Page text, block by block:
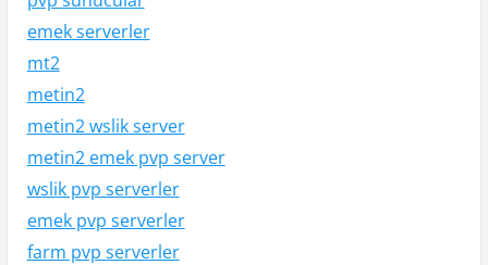
emek serverler
mt2
metin2
metin2 wslik server
metin2 emek pvp server
wslik pvp serverler
emek pvp serverler
farm pvp serverler